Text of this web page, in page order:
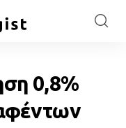
0,8%